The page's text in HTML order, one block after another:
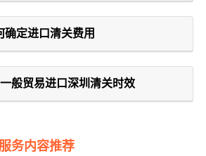
定进口清关费用
般贸易进口深圳清关时效
务内容推荐